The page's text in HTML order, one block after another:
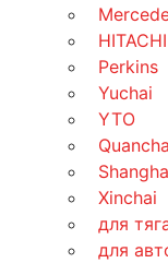
HITACHI
Perkins
Yuchai
YTO
Xinchai
для
для